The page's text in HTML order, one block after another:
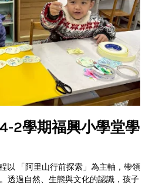
2學期福興小學堂學
以 「阿里山行前探索」為主軸，帶領
透過自然、生態與文化的認識，孩子